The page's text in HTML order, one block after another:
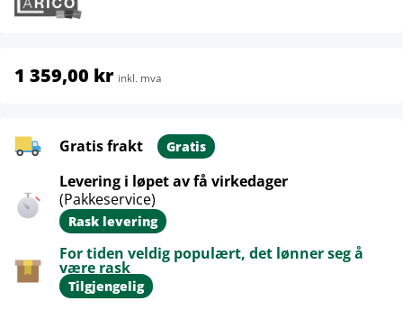
1 359,00 kr inkl. mva
Gratis frakt Gratis
Levering i løpet av få virkedager
(Pakkeservice)
Rask levering
For tiden veldig populært, det lønner seg å
være rask
Tilgjengelig